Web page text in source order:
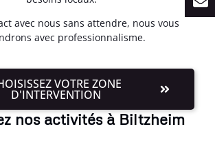
avec nous sans attendre, nous vous
avec professionnalisme.
VOTRE ZONE
D'INTERVENTION
nos activités à Biltzheim